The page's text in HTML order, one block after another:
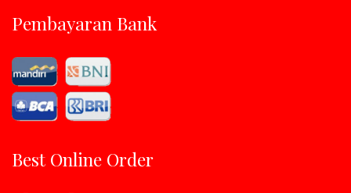
Pembayaran Bank
Best Online Order